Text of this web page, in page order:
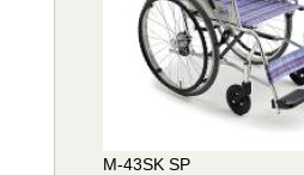
M-43SK SP